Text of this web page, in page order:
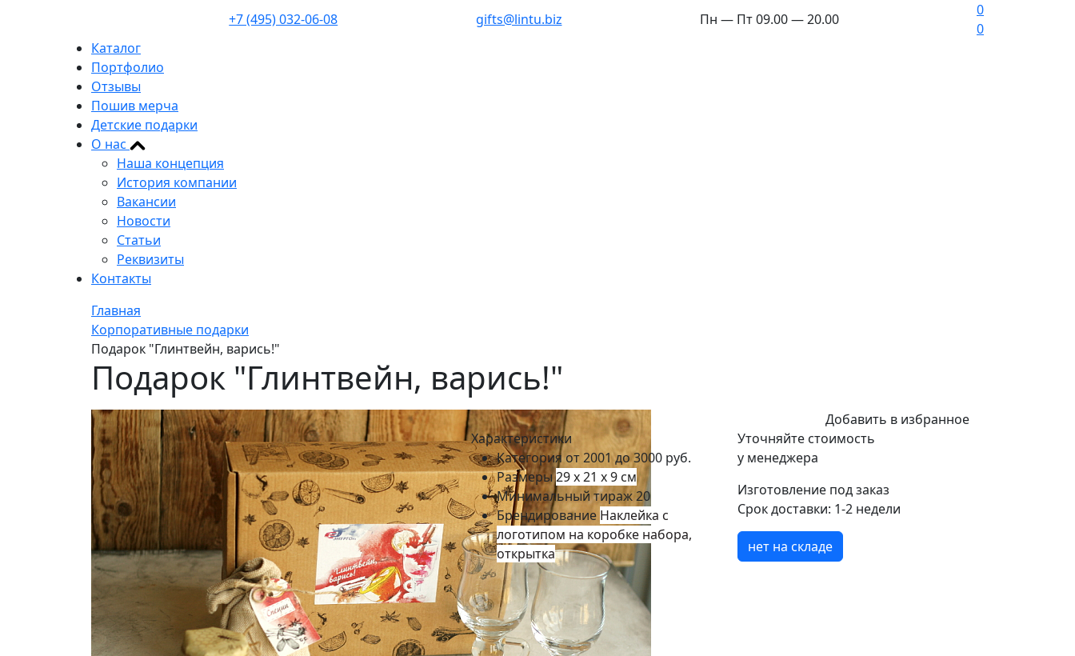
+7 (495) 032-06-08 gifts@lintu.biz Пн — Пт 09.00 — 20.00
0
0
Каталог
Портфолио
Отзывы
Пошив мерча
Детские подарки
О нас
Наша концепция
История компании
Вакансии
Новости
Статьи
Реквизиты
Контакты
Главная
Корпоративные подарки
Подарок "Глинтвейн, варись!"
Подарок "Глинтвейн, варись!"
Добавить в избранное
Характеристики
Категория от 2001 до 3000 руб.
Размеры29 х 21 х 9 см
Минимальный тираж20
Брендирование Наклейка с
логотипом на коробке набора,
открытка
Уточняйте стоимость
у менеджера
Изготовление под заказ
Срок доставки: 1-2 недели
нет на складе